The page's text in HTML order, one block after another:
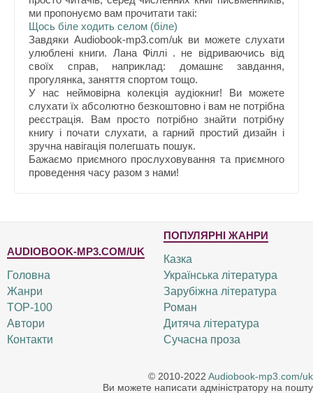
ми пропонуємо вам прочитати такі:
Щось біле ходить селом (біле)
Завдяки Audiobook-mp3.com/uk ви можете слухати
улюблені книги. Лана Філлі . не відриваючись від
своїх справ, наприклад: домашнє завдання,
прогулянка, заняття спортом тощо.
У нас неймовірна колекція аудіокниг! Ви можете
слухати їх абсолютно безкоштовно і вам не потрібна
реєстрація. Вам просто потрібно знайти потрібну
книгу і почати слухати, а гарний простий дизайн і
зручна навігація полегшать пошук.
Бажаємо приємного прослуховування та приємного
проведення часу разом з нами!
AUDIOBOOK-MP3.COM/UK
Головна
Жанри
TOP-100
Автори
Контакти
ПОПУЛЯРНІ ЖАНРИ
Казка
Українська література
Зарубіжна література
Роман
Дитяча література
Сучасна проза
© 2010-2022 Audiobook-mp3.com/uk
Ви можете написати адміністратору на пошту